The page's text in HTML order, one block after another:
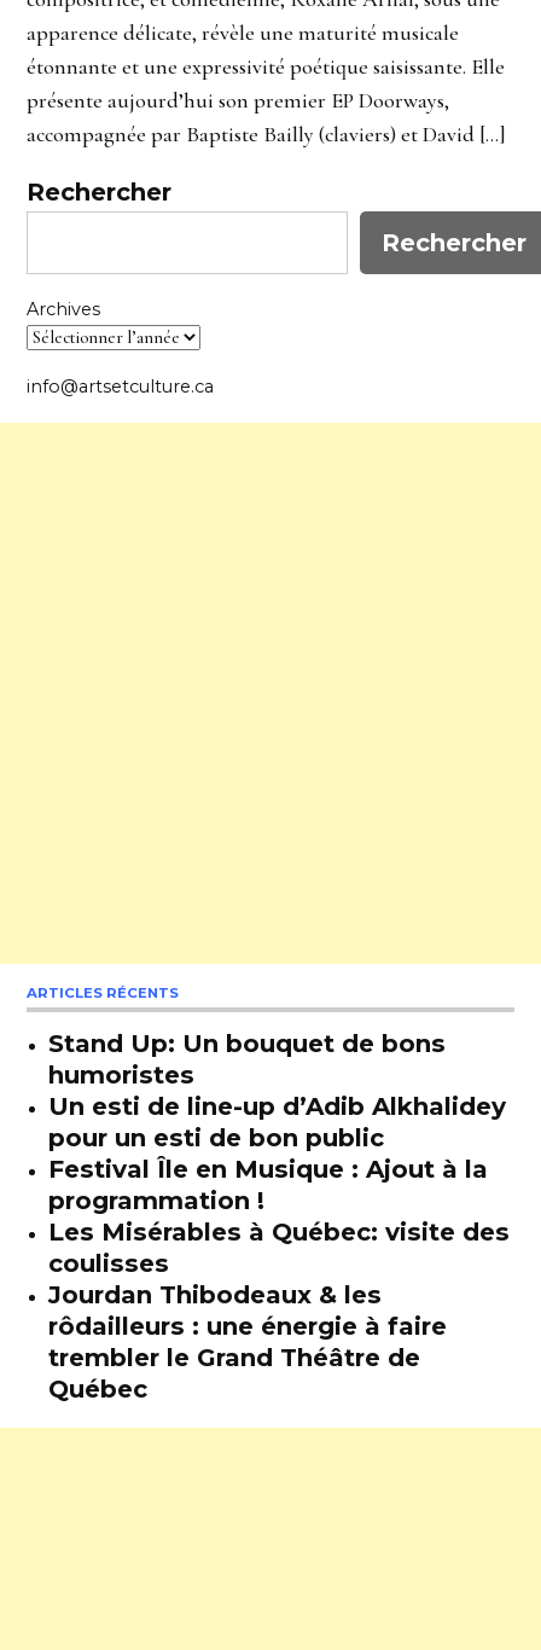
apparence délicate, révèle une maturité musicale
étonnante et une expressivité poétique saisissante. Elle
présente aujourd’hui son premier EP Doorways,
accompagnée par Baptiste Bailly (claviers) et David […]
Rechercher
Rechercher
Archives
info@artsetculture.ca
ARTICLES RÉCENTS
Stand Up: Un bouquet de bons
humoristes
Un esti de line-up d’Adib Alkhalidey
pour un esti de bon public
Festival Île en Musique : Ajout à la
programmation !
Les Misérables à Québec: visite des
coulisses
Jourdan Thibodeaux & les
rôdailleurs : une énergie à faire
trembler le Grand Théâtre de
Québec